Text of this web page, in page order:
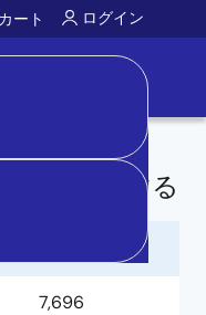
カート ログイン
から購入する
7,696